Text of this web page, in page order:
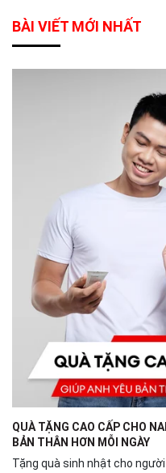
BÀI VIẾT MỚI NHẤT
QUÀ TẶNG CAO CẤP CHO
BẢN THÂN HƠN MỖI NGÀY
Tặng quà sinh nhật cho